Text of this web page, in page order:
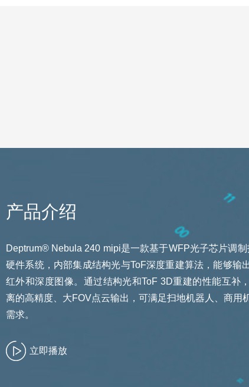
产品介绍
Deptrum® Nebula 240 mipi是一款基于WFP光子芯片调
硬件系统，内部集成结构光与ToF深度重建算法，能够输
红外和深度图像。通过结构光和ToF 3D重建的性能互补
离的高精度、大FOV点云输出，可满足扫地机器人、商用
需求。
立即播放